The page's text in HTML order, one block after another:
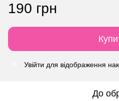
190 грн
Увійти для відображення
До